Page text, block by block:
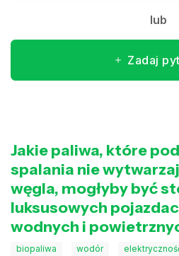
lub
Zadaj
Jakie paliwa, które
spalania nie
węgla, mogłyby być
luksusowych
wodnych i
biopaliwa wodór